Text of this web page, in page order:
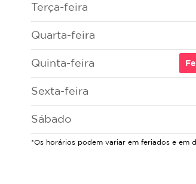
Terça-feira
Quarta-feira
Quinta-feira
Sexta-feira
Sábado
*Os horários podem variar em feriados e em